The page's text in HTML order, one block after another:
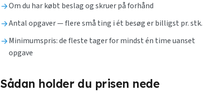
Om du har købt beslag og skruer på forhånd
Antal opgaver — flere små ting i ét besøg er billigst pr. stk.
Minimumspris: de fleste tager for mindst én time uanset
opgave
Sådan holder du prisen nede